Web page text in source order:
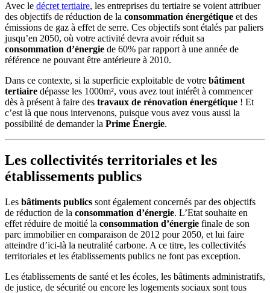
Avec le décret tertiaire, les entreprises du tertiaire se voient attribuer
des objectifs de réduction de la consommation énergétique et des
émissions de gaz à effet de serre. Ces objectifs sont étalés par paliers
jusqu’en 2050, où votre activité devra avoir réduit sa
consommation d’énergie de 60% par rapport à une année de
référence ne pouvant être antérieure à 2010.
Dans ce contexte, si la superficie exploitable de votre bâtiment
tertiaire dépasse les 1000m², vous avez tout intérêt à commencer
dès à présent à faire des travaux de rénovation énergétique ! Et
c’est là que nous intervenons, puisque vous avez vous aussi la
possibilité de demander la Prime Énergie.
Les collectivités territoriales et les
établissements publics
Les bâtiments publics sont également concernés par des objectifs
de réduction de la consommation d’énergie. L’Etat souhaite en
effet réduire de moitié la consommation d’énergie finale de son
parc immobilier en comparaison de 2012 pour 2050, et lui faire
atteindre d’ici-là la neutralité carbone. A ce titre, les collectivités
territoriales et les établissements publics ne font pas exception.
Les établissements de santé et les écoles, les bâtiments administratifs,
de justice, de sécurité ou encore les logements sociaux sont tous